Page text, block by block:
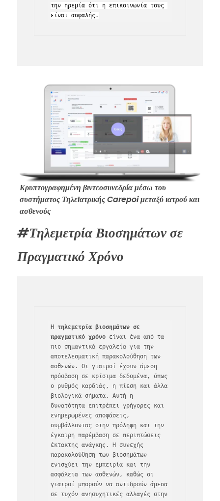
την ηρεμία ότι η επικοινωνία τους
είναι ασφαλής.
Κρυπτογραφημένη βιντεοσυνεδρία μέσω του
συστήματος Τηλεϊατρικής Carepoi μεταξύ ιατρού και
ασθενούς
#Τηλεμετρία Βιοσημάτων σε
Πραγματικό Χρόνο
Η τηλεμετρία βιοσημάτων σε
πραγματικό χρόνο είναι ένα από τα
πιο σημαντικά εργαλεία για την
αποτελεσματική παρακολούθηση των
ασθενών. Οι γιατροί έχουν άμεση
πρόσβαση σε κρίσιμα δεδομένα, όπως
ο ρυθμός καρδιάς, η πίεση και άλλα
βιολογικά σήματα. Αυτή η
δυνατότητα επιτρέπει γρήγορες και
ενημερωμένες αποφάσεις,
συμβάλλοντας στην πρόληψη και την
έγκαιρη παρέμβαση σε περιπτώσεις
έκτακτης ανάγκης. Η συνεχής
παρακολούθηση των βιοσημάτων
ενισχύει την εμπειρία και την
ασφάλεια των ασθενών, καθώς οι
γιατροί μπορούν να αντιδρούν άμεσα
σε τυχόν ανησυχητικές αλλαγές στην